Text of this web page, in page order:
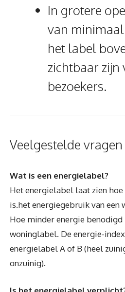
In grotere
van
het label
zichtbaar zijn
bezoekers.
Veelgestelde
Wat is een energielabel?
Het energielabel laat zien
is.het energiegebruik van een
Hoe minder energie benodigd
woninglabel. De energie-
energielabel A of B (heel
onzuinig).